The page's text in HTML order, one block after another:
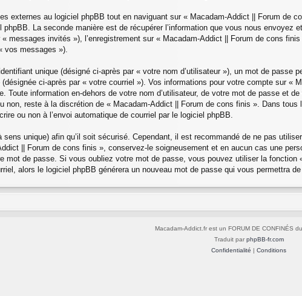
externes au logiciel phpBB tout en naviguant sur « Macadam-Addict || Forum de
La seconde manière est de récupérer l’information que vous nous
messages invités »), l’enregistrement sur « Macadam-Addict || Forum de cons
vos messages »).
unique (désigné ci-après par « votre nom d’utilisateur »), un mot de
ci-après par « votre courriel »). Vos informations pour votre compte sur
Toute information en-dehors de votre nom d’utilisateur, de votre mot de passe et
non, reste à la discrétion de « Macadam-Addict || Forum de cons finis ». Dans
ou non à l’envoi automatique de courriel par le logiciel phpBB.
unique) afin qu’il soit sécurisé. Cependant, il est recommandé de ne pas
|| Forum de cons finis », conservez-le soigneusement et en aucun cas une
mot de passe. Si vous oubliez votre mot de passe, vous pouvez utiliser la
alors le logiciel phpBB générera un nouveau mot de passe qui vous permettra
Macadam-Addict.fr est un FORUM DE CONFINÉS
Traduit par phpBB-fr.com
Confidentialité | Conditions